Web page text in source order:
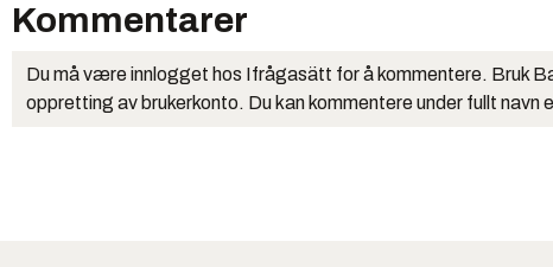
Kommentarer
Du må være innlogget hos Ifrågasätt for å kommentere. Bruk
oppretting av brukerkonto. Du kan kommentere under fullt navn